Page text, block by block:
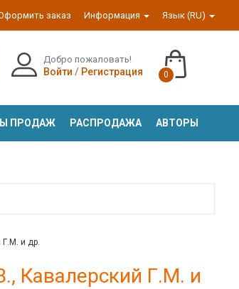
заказ Информация Язык (RU)
Добро пожаловать!
Войти / Регистрация 0
ПРОДАЖ РАСПРОДАЖА АВТОРЫ
Г.М. и др.
Кавалерский Г.М. и